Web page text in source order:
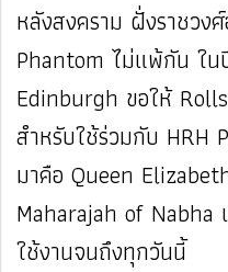
หลังสงคราม ฝั่งราชว
Phantom ไม่แพ้กัน ใ
Edinburgh ขอให้
สำหรับใช้ร่วมกับ HRH
มาคือ Queen
Maharajah of Nabha
ใช้งานจนถึงทุกวันนี้